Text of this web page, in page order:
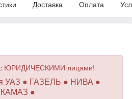
Доставка Оплата
с ЮРИДИЧЕСКИМИ лицами!
УАЗ ● ГАЗЕЛЬ ● НИВА ●
КАМАЗ ●